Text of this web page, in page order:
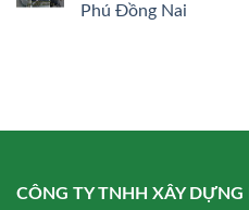
Phú Đồng Nai
CÔNG TY TNHH XÂY